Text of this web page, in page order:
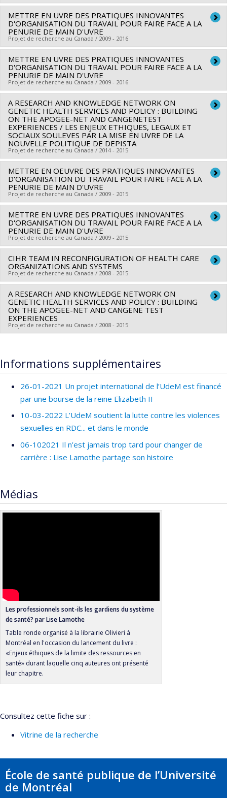
Hélène Girouard,Anne Bourbonnais,Nicole Caza,Richard
Hoge,Janusz Kaczorowski,Marie Andrée Bruneau , Oury
Monchi,Roxane Borgès Da Silva
Massoud,Alain Robillard,Yves Robitaille,Ovidiu Lungu,
Michel Panisset,Ana Inés Ansaldo, Céline Chayer,
Nathalie
Bier,Lune Bellec
Sources de financement :IRSC/Instituts de recherche en
santé du Canada
Programmes de subvention :
Chercheur principal : Pierre Haddad
Co-chercheurs : Lise Lamothe,Alain Cuerrier, Cory Harris
Jane Blacksmith,Minnie Awashish,
santé du Canada
Programmes de subvention :PVXX5647-(MOP) Subvention
de fonctionnement incluant les subventions de
fonctionnement programmatiques (général)
METTRE EN UVRE DES PRATIQUES INNOVANTES
D'ORGANISATION DU TRAVAIL POUR FAIRE FACE A LA
PENURIE DE MAIN D'UVRE
Projet de recherche au Canada / 2009 - 2016
Chercheur principal : Carl Ardy Dubois
Co-chercheurs : Lise Lamothe,Luce Beauregard,Patrick
Dube ,André Giroux,Kathleen Bentein
Corbeil,Jean-Luc Bedard,Jean-Philippe Ferland
Sources de financement :CSSS de Bordeaux-Cartierville-
Saint-Laurent
Programmes de subvention :
METTRE EN UVRE DES PRATIQUES INNOVANTES
D'ORGANISATION DU TRAVAIL POUR FAIRE FACE A LA
PENURIE DE MAIN D'UVRE
Projet de recherche au Canada / 2009 - 2016
Chercheur principal : Carl Ardy Dubois
Co-chercheurs : Lise Lamothe,Luce Beauregard,Patrick
Dube,André Giroux ,Kathleen Bentein, Frédéric Gilbert
Odette Bolduc,Daniele Francoeur,Alex Battaglini,
Corbeil, Jean-Luc Bedard,Jean-Philippe Ferland
Sources de financement :CSSS Cavendish/Centre de santé
et de services sociaux Cavendish
Programmes de subvention :
A RESEARCH AND KNOWLEDGE NETWORK ON
GENETIC HEALTH SERVICES AND POLICY : BUILDING
ON THE APOGEE-NET AND CANGENETEST
EXPERIENCES / LES ENJEUX ETHIQUES, LEGAUX ET
SOCIAUX SOULEVES PAR LA MISE EN UVRE DE LA
NOUVELLE POLITIQUE DE DEPISTA
Projet de recherche au Canada / 2014 - 2015
Chercheur principal : François Rousseau
Co-chercheurs : Lise Lamothe
Sources de financement :IRSC/Instituts de recherche en
Programmes de subvention :PVXXXXXX-Subvention
d'équipe émergente: maladies rares
METTRE EN OEUVRE DES PRATIQUES INNOVANTES
D'ORGANISATION DU TRAVAIL POUR FAIRE FACE A LA
PENURIE DE MAIN D'UVRE
Projet de recherche au Canada / 2009 - 2015
Chercheur principal : Carl Ardy Dubois
Co-chercheurs : Lise Lamothe,Luce Beauregard,Patrick
Dube ,André Giroux,Kathleen Bentein
Corbeil,Jean-Luc Bedard,Jean-Philippe Ferland
Sources de financement :IRSC/Instituts de recherche en
santé du Canada
Programmes de subvention : PVX88932-(PASS)
Partenariats pour l'amélioration des services de santé
METTRE EN UVRE DES PRATIQUES INNOVANTES
D'ORGANISATION DU TRAVAIL POUR FAIRE FACE A LA
PENURIE DE MAIN D'UVRE
Projet de recherche au Canada / 2009 - 2015
Chercheur principal : Carl Ardy Dubois
Co-chercheurs : Lise Lamothe,Luce Beauregard
Dube,André Giroux,Kathleen Bentein,Frédéric Gilbert,
Odette Bolduc,Daniele Francoeur, Alex Battaglini
Daniel
Corbeil, Jean-Luc Bedard,Jean-Philippe Ferland
Sources de financement : Alliance du personnel
professionnel et technique de la santé et des services
Programmes de subvention :
CIHR TEAM IN RECONFIGURATION OF HEALTH CARE
ORGANIZATIONS AND SYSTEMS
Projet de recherche au Canada / 2008 - 2015
Chercheur principal : Jean-Louis Denis
Co-chercheurs : André-Pierre Contandriopoulos,Pascale
Lehoux,François Champagne
Sicotte,Damien Contandriopoulos,Renaldo Battista,
Denis Roy , , Jean Lois (Jeannie) Haggerty
Nassera Touati,Naomi Fulop,John Norman Lavis,Louise
Lemieux-Charles ,Patricia Reay,Terrence Sullivan ,Karen
Golden-Biddle,Mark Dobrow ,Ann Langley-Laporte
Sources de financement :IRSC/Instituts de recherche en
santé du Canada
Programmes de subvention : PVXXXXXX-Subvention
d'équipe
A RESEARCH AND KNOWLEDGE NETWORK ON
GENETIC HEALTH SERVICES AND POLICY : BUILDING
ON THE APOGEE-NET AND CANGENE TEST
EXPERIENCES
Projet de recherche au Canada / 2008 - 2015
Co-chercheurs :
Daniel Gaudet Nicole Leduc
Battista,Béatrice Godard,Bartha Maria Knoppers,Lise
Lamothe, Ingeborg Blancquaert
Sources de financement :IRSC/Instituts de recherche en
Informations supplémentaires
26-01-2021 Un projet international de l’UdeM est financé
par une bourse de la reine Elizabeth II
10-03-2022 L’UdeM soutient la lutte contre les violences
sexuelles en RDC... et dans le monde
06-102021 Il n’est jamais trop tard pour changer de
carrière : Lise Lamothe partage son histoire
Médias
Les professionnels sont-ils les gardiens du système
de santé? par Lise Lamothe
Table ronde organisé à la librairie Olivieri à
Montréal en l'occasion du lancement du livre :
«Enjeux éthiques de la limite des ressources en
santé» durant laquelle cinq auteures ont présenté
leur chapitre.
Consultez cette fiche sur :
Vitrine de la recherche
École de santé publique de l’Université
de Montréal